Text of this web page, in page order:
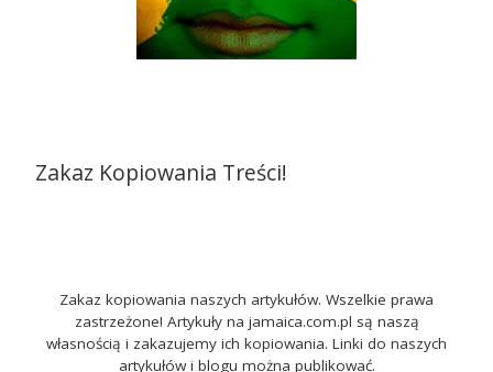
Zakaz Kopiowania Treści!
Zakaz kopiowania naszych artykułów. Wszelkie prawa
zastrzeżone! Artykuły na jamaica.com.pl są naszą
własnością i zakazujemy ich kopiowania. Linki do naszych
artykułów i blogu można publikować.